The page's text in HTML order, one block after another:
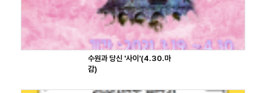
수원과 당신 '사이'(4.30.마
감)